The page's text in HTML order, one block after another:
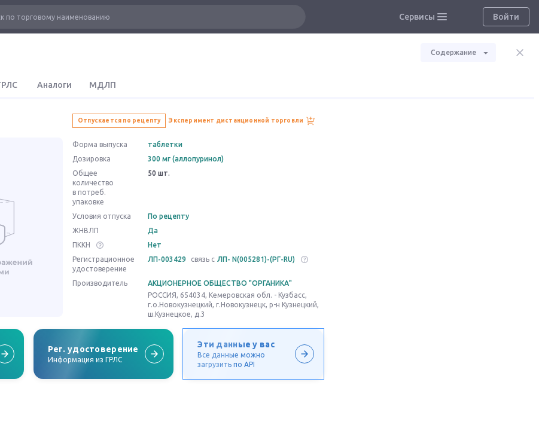
Сервисы Войти
Содержание
Аналоги МДЛП
Отпускается по рецепту Эксперимент дистанционной торговли
Форма выпуска
таблетки
Дозировка
300 мг (аллопуринол)
Общее
количество
в потреб.
упаковке
50 шт.
Условия отпуска
По рецепту
ЖНВЛП
Да
ПККН
Нет
Регистрационное
удостоверение
ЛП-003429 связь с ЛП- N(005281)-(РГ-RU)
Производитель
АКЦИОНЕРНОЕ ОБЩЕСТВО "ОРГАНИКА"
РОССИЯ, 654034, Кемеровская обл. - Кузбасс,
г.о.Новокузнецкий, г.Новокузнецк, р-н Кузнецкий,
ш.Кузнецкое, д.3
Рег. удостоверение
Информация из ГРЛС
Эти данные у вас
Все данные можно
загрузить по API